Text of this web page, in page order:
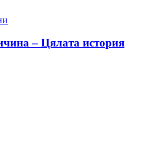
– Цялата история